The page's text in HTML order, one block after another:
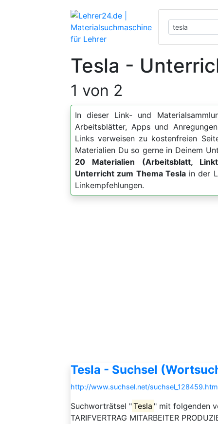
Tesla -
1 von 2
In dieser Link- und
Arbeitsblätter, Apps und
Links verweisen zu kostenfreien
Materialien Du so gerne in Deinem
20 Materialien (Arbeitsblatt,
Unterricht zum Thema Teslain der
Linkempfehlungen.
Tesla - Suchsel
http://www.suchsel.net/
Suchworträtsel "Tesla " mit folgenden
TARIFVERTRAG MITARBEITER